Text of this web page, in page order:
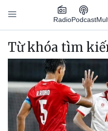
Nhảy đến nội dung
RadioPodcast
Main navigation
Từ khóa tìm